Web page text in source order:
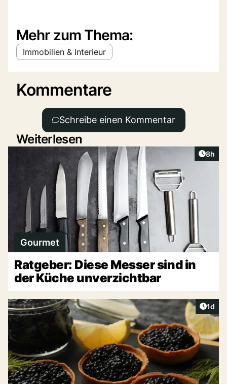
Mehr zum Thema:
Immobilien & Interieur
Kommentare
Schreibe einen Kommentar
Weiterlesen
8h
Gourmet
Ratgeber: Diese Messer sind in
der Küche unverzichtbar
1d